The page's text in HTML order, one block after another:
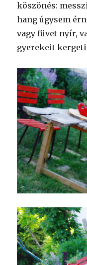
köszönés:
hang úgysem
vagy füvet nyír,
gyerekeit kergeti